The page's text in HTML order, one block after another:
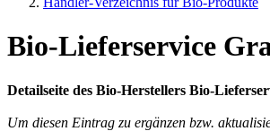
Bio-Lieferservice
Detailseite des Bio-Herstellers Bio-
Um diesen Eintrag zu ergänzen bzw.